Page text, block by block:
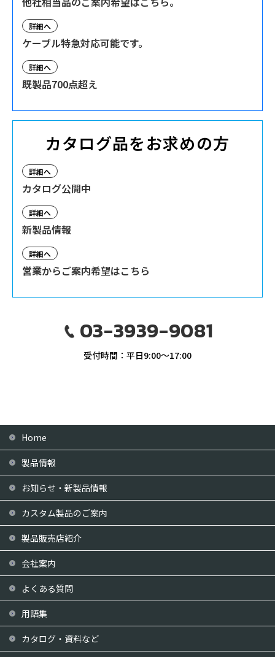
詳細へ
ケーブル特急対応可能です。
詳細へ
既製品700点超え
カタログ品をお求めの方
詳細へ
カタログ公開中
詳細へ
新製品情報
詳細へ
営業からご案内希望はこちら
03-3939-9081
受付時間：平日9:00〜17:00
Home
製品情報
お知らせ・新製品情報
カスタム製品のご案内
製品販売店紹介
会社案内
よくある質問
用語集
カタログ・資料など